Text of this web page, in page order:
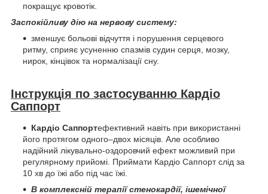
покращує кровотік.
Заспокійливу дію на нервову систему:
зменшує больові відчуття і порушення серцевого
ритму, сприяє усуненню спазмів судин серця, мозку,
нирок, кінцівок та нормалізації сну.
Інструкція по застосуванню Кардіо
Саппорт
Кардіо Саппортефективний навіть при використанні
його протягом одного–двох місяців. Але особливо
надійний лікувально-оздоровчий ефект можливий при
регулярному прийомі. Приймати Кардіо Саппорт слід за
10 хв до їжі або під час їжі.
В комплексній терапії стенокардії, ішемічної